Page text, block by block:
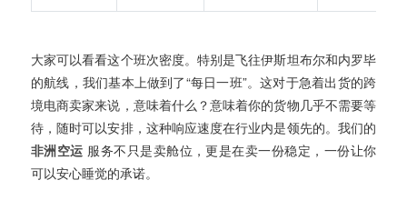
大家可以看看这个班次密度。特别是飞往伊斯坦布尔和内罗毕
的航线，我们基本上做到了“每日一班”。这对于急着出货的跨
境电商卖家来说，意味着什么？意味着你的货物几乎不需要等
待，随时可以安排，这种响应速度在行业内是领先的。我们的
非洲空运 服务不只是卖舱位，更是在卖一份稳定，一份让你
可以安心睡觉的承诺。